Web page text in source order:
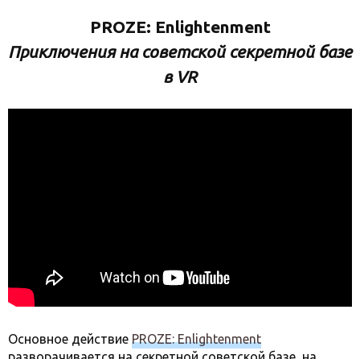
PROZE: Enlightenment
Приключения на советской секретной базе
в VR
Основное действие PROZE: Enlightenment